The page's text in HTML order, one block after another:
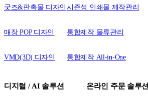
굿즈&판촉물 디자인
매장 POP 디자인
VMD(3D) 디자인
시즌성 인쇄물 제작관리
통합제작 물류관리
통합제작 All-in-One
디지털 / AI 솔루션 온라인 주문 솔루션